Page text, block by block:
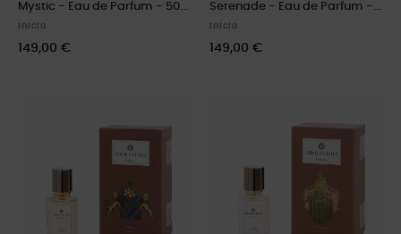
Mystic - Eau de Parfum - 50...
Inicio
149,00 €
Serenade - Eau de Parfum -...
Inicio
149,00 €